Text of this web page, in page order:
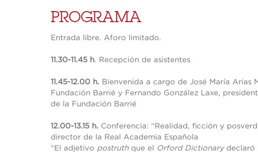
PROGRAMA
Entrada libre. Aforo limitado.
11.30-11.45 h. Recepción de asistentes
11.45-12.00 h. Bienvenida a cargo de José María Arias
Fundación Barrié y Fernando González Laxe,
de la Fundación Barrié
12.00-13.15 h. Conferencia: “Realidad, ficción y
director de la Real Academia Española
“El adjetivo postruthque el Orford Dictionarydeclaró